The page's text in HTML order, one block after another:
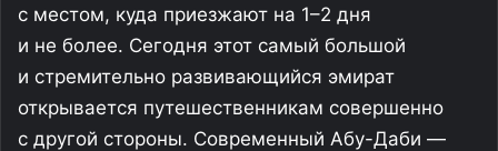
с местом, куда приезжают на 1–2 дня
и не более. Сегодня этот самый большой
и стремительно развивающийся эмират
открывается путешественникам совершенно
с другой стороны. Современный Абу-Даби —